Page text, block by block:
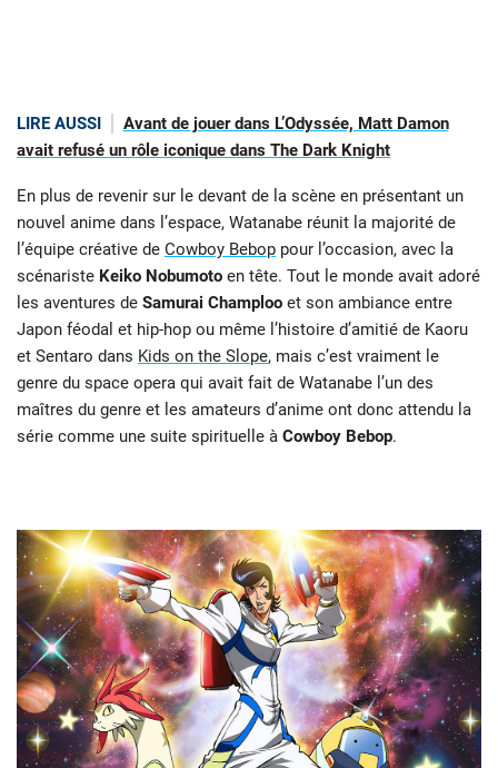
LIRE AUSSI
Avant de jouer dans L’Odyssée, Matt Damon
avait refusé un rôle iconique dans The Dark Knight
En plus de revenir sur le devant de la scène en présentant un
nouvel anime dans l’espace, Watanabe réunit la majorité de
l’équipe créative de Cowboy Bebop pour l’occasion, avec la
scénariste Keiko Nobumoto en tête. Tout le monde avait adoré
les aventures de Samurai Champloo et son ambiance entre
Japon féodal et hip-hop ou même l’histoire d’amitié de Kaoru
et Sentaro dans Kids on the Slope, mais c’est vraiment le
genre du space opera qui avait fait de Watanabe l’un des
maîtres du genre et les amateurs d’anime ont donc attendu la
série comme une suite spirituelle à Cowboy Bebop.